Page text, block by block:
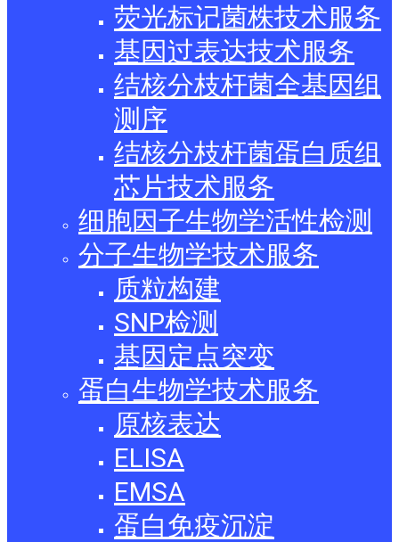
荧光标记菌株技术服务
基因过表达技术服务
结核分枝杆菌全基因组
测序
结核分枝杆菌蛋白质组
芯片技术服务
细胞因子生物学活性检测
分子生物学技术服务
质粒构建
SNP检测
基因定点突变
蛋白生物学技术服务
原核表达
ELISA
EMSA
蛋白免疫沉淀